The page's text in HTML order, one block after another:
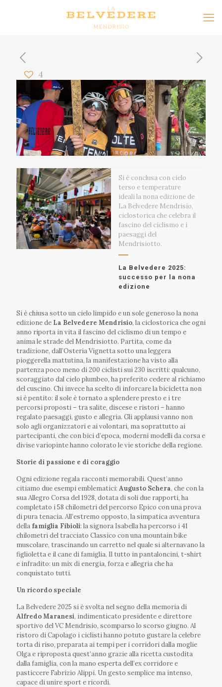
4
Si è conclusa con cielo
terso e temperature
ideali la nona edizione de
La Belvedere Mendrisio,
ciclostorica che celebra il
fascino del ciclismo e i
paesaggi del
Mendrisiotto.
La Belvedere 2025:
successo per la nona
edizione
Si è chiusa sotto un cielo limpido e un sole generoso la nona
edizione de La Belvedere Mendrisio, la ciclostorica che ogni
anno riporta in vita il fascino del ciclismo di un tempo e
anima le strade del Mendrisiotto. Partita, come da
tradizione, dall’Osteria Vignetta sotto una leggera
pioggerella mattutina, la manifestazione ha visto alla
partenza poco meno di 200 ciclisti sui 230 iscritti: qualcuno,
scoraggiato dal cielo plumbeo, ha preferito cedere al richiamo
del cuscino. Chi invece ha scelto di inforcare la bicicletta non
si è pentito: il sole è tornato a splendere presto e i tre
percorsi proposti – tra salite, discese e ristori – hanno
regalato paesaggi, gusto e allegria. Gli applausi vanno non
solo agli organizzatori e ai volontari, ma soprattutto ai
partecipanti, che con bici d’epoca, moderni modelli da corsa e
divise variopinte hanno colorato le vie storiche della regione.
Storie di passione e di coraggio
Ogni edizione regala racconti memorabili. Quest’anno
citiamo due esempi emblematici: Augusto Schera, che con la
sua Allegro Corsa del 1928, dotata di soli due rapporti, ha
completato i 58 chilometri del percorso Epico con una prova
di pura tenacia. All’estremo opposto, la simpatica avventura
della famiglia Fibioli: la signora Isabella ha percorso i 41
chilometri del tracciato Classico con una mountain bike
muscolare, trascinando un carretto nel quale si alternavano la
figlioletta e il cane di famiglia. Il tutto in pantaloncini, t-shirt
e infradito: un mix di energia, forza e allegria che ha
conquistato tutti.
Un ricordo speciale
La Belvedere 2025 si è svolta nel segno della memoria di
Alfredo Maranesi, indimenticato presidente e direttore
sportivo del VC Mendrisio, scomparso lo scorso giugno. Al
ristoro di Capolago i ciclisti hanno potuto gustare la celebre
torta di riso, preparata ai tempi per i corridori dalla moglie
Olga e riproposta quest’anno grazie alla ricetta custodita
dalla famiglia, con la mano esperta dell’ex corridore e
pasticcere Fabrizio Alippi. Un gesto semplice ma intenso,
capace di unire sport e ricordi.